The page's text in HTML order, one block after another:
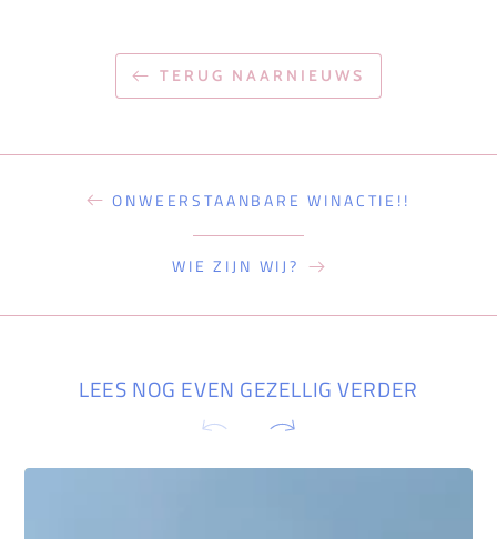
TERUG NAARNIEUWS
ONWEERSTAANBARE WINACTIE!!
WIE ZIJN WIJ?
LEES NOG EVEN GEZELLIG VERDER